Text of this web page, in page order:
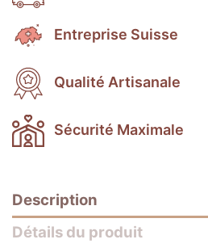
Entreprise Suisse
Qualité Artisanale
Sécurité Maximale
Description
Détails du produit